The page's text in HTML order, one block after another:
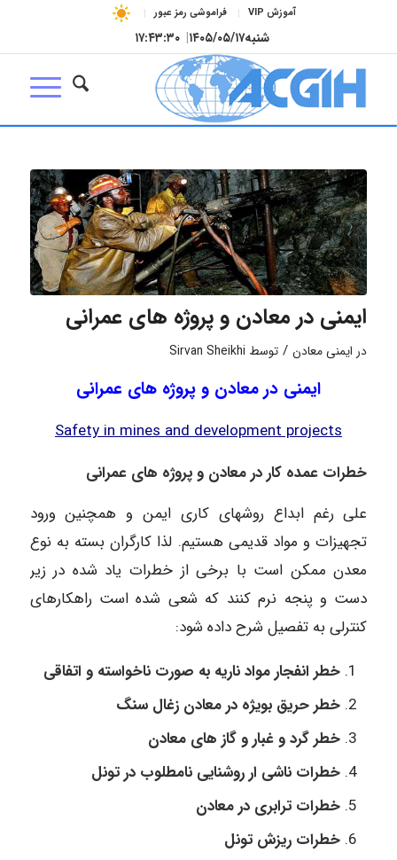
آموزش VIP فراموشی رمز عبور
شنبه۱۴۰۵/۰۵/۱۷| ۱۷:۴۳:۳۰
ایمنی در معادن و پروژه های عمرانی
در ایمنی معادن / توسط Sirvan Sheikhi
ایمنی در معادن و پروژه های عمرانی
Safety in mines and development projects
خطرات عمده کار در معادن و پروژه های عمرانی
علی رغم ابداع روشهای کاری ایمن و همچنین ورود
تجهیزات و مواد قدیمی هستیم. لذا کارگران بسته به نوع
معدن ممکن است با برخی از خطرات یاد شده در زیر
دست و پنجه نرم کنند که شعی شده است راهکارهای
کنترلی به تفصیل شرح داده شود:
خطر انفجار مواد ناریه به صورت ناخواسته و اتفاقی
خطر حریق بویژه در معادن زغال سنگ
خطر گرد و غبار و گاز های معادن
خطرات ناشی ار روشنایی نامطلوب در تونل
خطرات ترابری در معادن
خطرات ریزش تونل